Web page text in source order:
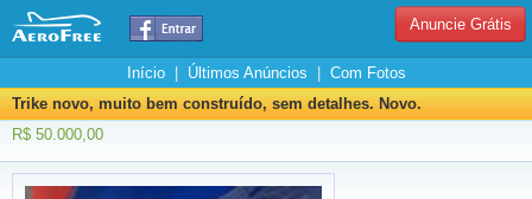
Anuncie Grátis
Início| Últimos Anúncios
Com Fotos
Trike novo, muito bem construído, sem detalhes. Novo.
R$ 50.000,00